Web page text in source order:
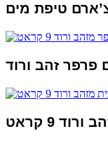
טיפת מים
פרפר זהב ורוד
9 קראט